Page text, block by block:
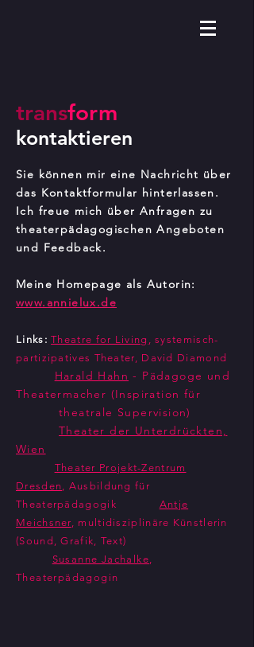
transform
kontaktieren
Sie können mir eine Nachricht über
das Kontaktformular hinterlassen.
Ich freue mich über Anfragen zu
theaterpädagogischen Angeboten
und Feedback.
Meine Homepage als Autorin:
www.annielux.de
Links:Theatre for Living , systemisch-
partizipatives Theater, David Diamond
Harald Hahn - Pädagoge und
Theatermacher (Inspiration für
theatrale Supervision)
Theater der Unterdrückten,
Wien
Theater Projekt-Zentrum
Dresden, Ausbildung für
Theaterpädagogik
Antje
Meichsner, multidisziplinäre Künstlerin
(Sound, Grafik, Text)
Susanne Jachalke,
Theaterpädagogin